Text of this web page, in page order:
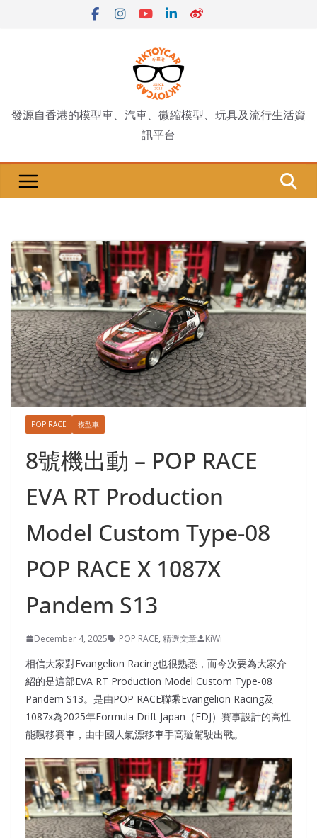
發源自香港的模型車、汽車、微縮模型、玩具及流行生活資
訊平台
POP RACE 模型車
8號機出動 – POP RACE
EVA RT Production
Model Custom Type-08
POP RACE X 1087X
Pandem S13
December 4, 2025 POP RACE, 精選文章 KiWi
相信大家對Evangelion Racing也很熟悉，而今次要為大家介
紹的是這部EVA RT Production Model Custom Type-08
Pandem S13。是由POP RACE聯乘Evangelion Racing及
1087x為2025年Formula Drift Japan（FDJ）賽事設計的高性
能飄移賽車，由中國人氣漂移車手高璇駕駛出戰。